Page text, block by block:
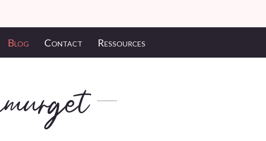
Blog Contact Ressources